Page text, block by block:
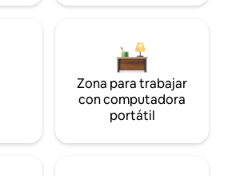
Zona para trabajar
con computadora
portátil